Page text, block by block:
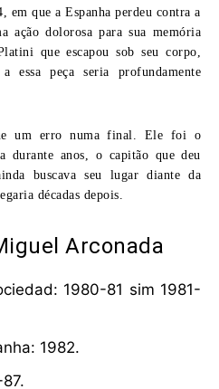
em que a Espanha perdeu contra a
ação dolorosa para sua memória
que escapou sob seu corpo,
essa peça seria profundamente
um erro numa final. Ele foi o
durante anos, o capitão que deu
buscava seu lugar diante da
décadas depois.
Arconada
1980-81 sim 1981-
1982.